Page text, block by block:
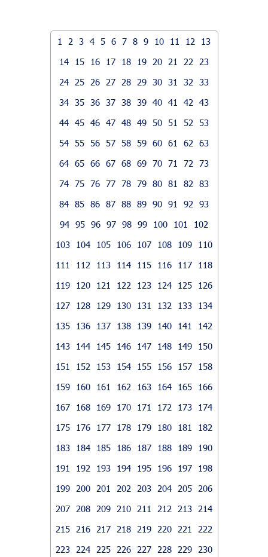
1 2 3 4 5 6 7 8 9 10 11 12
13
14
15 16 17 18 19 20 21 22
23
24
25 26 27 28 29 30 31 32
33
34 35 36 37 38 39 40 41 42
43
44 45 46 47 48 49 50 51 52
53
54 55 56 57 58 59 60 61 62
63
64 65 66 67 68 69 70 71 72
73
74 75 76 77 78 79 80 81 82
83
84 85 86 87 88 89 90 91 92
93
94 95 96 97 98 99 100 101
102
103
104 105 106 107 108 109
110
111
112 113 114 115 116 117
118
119
120 121 122 123 124 125
126
127
128 129 130 131 132 133
134
135
136 137 138 139 140 141
142
143
144 145 146 147 148 149
150
151
152 153 154 155 156 157
158
159
160 161 162 163 164 165
166
167
168 169 170 171 172 173
174
175
176 177 178 179 180 181
182
183
184 185 186 187 188 189
190
191
192 193 194 195 196 197
198
199
200 201 202 203 204 205
206
207
208 209 210 211 212 213
214
215
216 217 218 219 220 221
222
223
224 225 226 227 228 229
230